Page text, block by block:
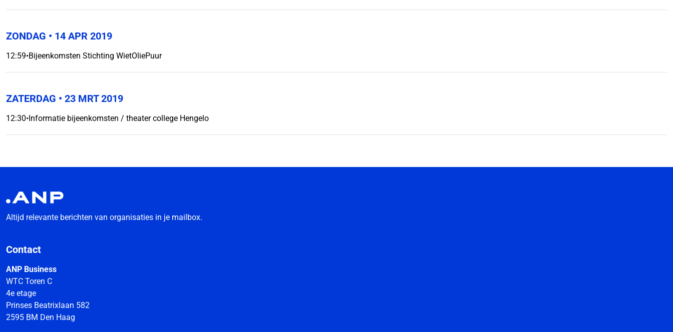
ZONDAG • 14 APR 2019
12:59•Bijeenkomsten Stichting WietOliePuur
ZATERDAG • 23 MRT 2019
12:30•Informatie bijeenkomsten / theater college Hengelo
Altijd relevante berichten van organisaties in je mailbox.
Contact
ANP Business
WTC Toren C
4e etage
Prinses Beatrixlaan 582
2595 BM Den Haag